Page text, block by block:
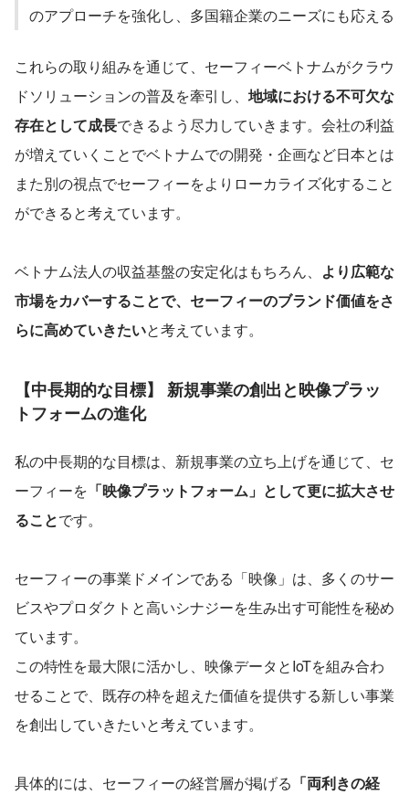
のアプローチを強化し、多国籍企業のニーズにも応える
これらの取り組みを通じて、セーフィーベトナムがクラウ
ドソリューションの普及を牽引し、 地域における不可欠な
存在として成長できるよう尽力していきます。会社の利益
が増えていくことでベトナムでの開発・企画など日本とは
また別の視点でセーフィーをよりローカライズ化すること
ができると考えています。
ベトナム法人の収益基盤の安定化はもちろん、 より広範な
市場をカバーすることで、セーフィーのブランド価値をさ
らに高めていきたいと考えています。
【中長期的な目標】 新規事業の創出と映像プラッ
トフォームの進化
私の中長期的な目標は、新規事業の立ち上げを通じて、セ
ーフィーを 「映像プラットフォーム」として更に拡大させ
ることです。
セーフィーの事業ドメインである「映像」は、多くのサー
ビスやプロダクトと高いシナジーを生み出す可能性を秘め
ています。
この特性を最大限に活かし、映像データとIoTを組み合わ
せることで、既存の枠を超えた価値を提供する新しい事業
を創出していきたいと考えています。
具体的には、セーフィーの経営層が掲げる 「両利きの経